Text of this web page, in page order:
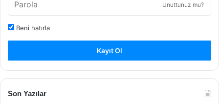
Unuttunuz mu?
Beni hatırla
Kayıt Ol
Son Yazılar